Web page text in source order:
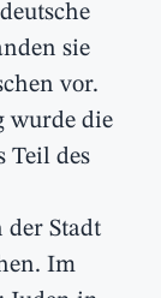
sie
vor.
wurde die
Teil des
der Stadt
Im